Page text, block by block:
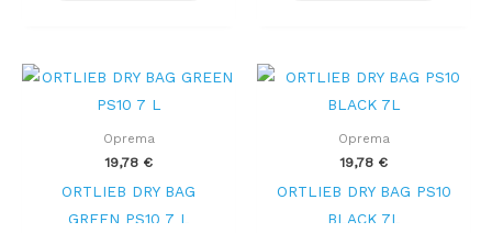
Oprema
19,78 €
ORTLIEB DRY BAG
GREEN PS10 7 L
Oprema
19,78 €
ORTLIEB DRY BAG PS10
BLACK 7L